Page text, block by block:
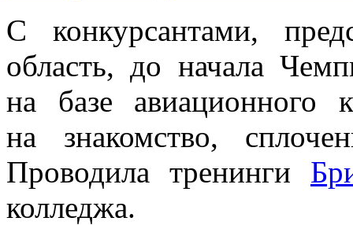
С конкурсантами,
область, до начала
на базе авиационного
на знакомство,
Проводила тренинги
колледжа.